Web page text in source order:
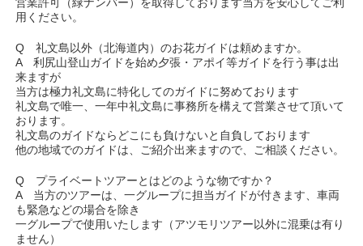
用ください。
Q 礼文島以外（北海道内）のお花ガイドは頼めますか。
A 利尻山登山ガイドを始め夕張・アポイ等ガイドを行う事は出
来ますが
当方は極力礼文島に特化してのガイドに努めております
礼文島で唯一、一年中礼文島に事務所を構えて営業させて頂いて
おります。
礼文島のガイドならどこにも負けないと自負しております
他の地域でのガイドは、ご紹介出来ますので、ご相談ください。
Q プライベートツアーとはどのような物ですか？
A 当方のツアーは、一グループに担当ガイドが付きます、車両
も緊急などの場合を除き
一グループで使用いたします（アツモリツアー以外に混乗は有り
ません）